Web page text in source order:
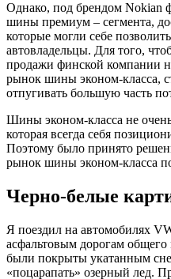
Однако, под брендом Nokian
шины премиум – сегмента,
которые могли себе
автовладельцы. Для того,
продажи финской компании
рынок шины эконом-класса,
отпугивать большую часть
Шины эконом-класса не
которая всегда себя
Поэтому было принято
рынок шины эконом-класса
Черно-белые
Я поездил на автомобилях
асфальтовым дорогам общего
были покрыты укатанным
«поцарапать» озерный лед.